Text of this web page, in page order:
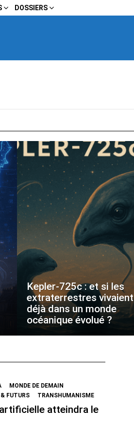
DOSSIERS
Kepler-725c : et si les
extraterrestres vivaient
déjà dans un monde
océanique évolué ?
MONDE DE DEMAIN
FUTURS TRANSHUMANISME
atteindra le